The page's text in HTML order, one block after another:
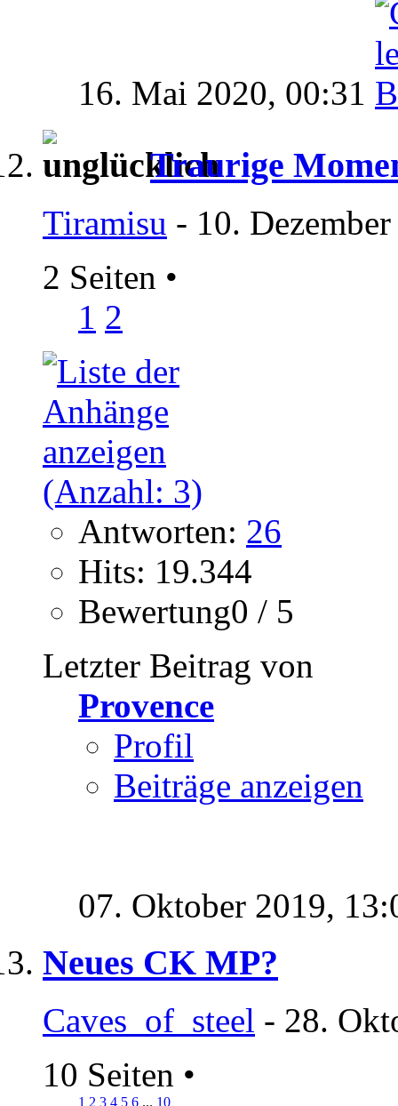
16. Mai 2020, 00:31
Traurige
Tiramisu - 10.
2 Seiten •
1 2
Antworten: 26
Hits: 19.344
Bewertung0 / 5
Letzter Beitrag von
Provence
Profil
Beiträge anzeigen
07. Oktober 2019,
Neues CK MP?
Caves_of_steel - 28.
10 Seiten •
1 2 3 4 5 6 ... 10